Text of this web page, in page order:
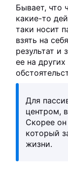
Бывает, что
какие-то
таки носит
взять на
результат и
ее на
Для
центром,
Скорее он
который
жизни.